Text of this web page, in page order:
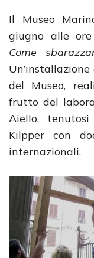
Il Museo
giugno alle
Come
del Museo,
frutto del
Aiello,
Kilpper con
internazionali.